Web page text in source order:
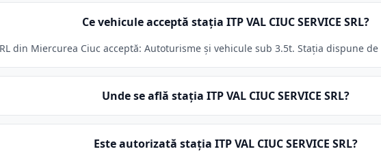
Ce vehicule acceptă stația ITP VAL CIUC SERVICE SRL?
SRL din Miercurea Ciuc acceptă: Autoturisme și vehicule sub 3.5t. Stația dispune
Unde se află stația ITP VAL CIUC SERVICE SRL?
Este autorizată stația ITP VAL CIUC SERVICE SRL?